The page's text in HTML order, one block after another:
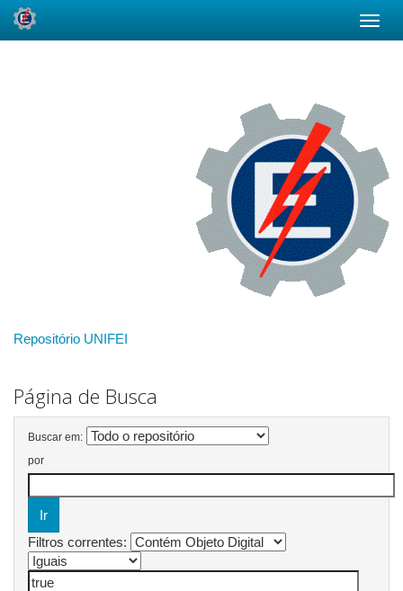
Repositório UNIFEI
Página de Busca
Buscar em:
por
Filtros correntes: